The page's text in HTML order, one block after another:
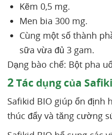
Kẽm 0,5 mg.
Men bia 300 mg.
Cùng một số thành
sữa vừa đủ 3 gam.
Dạng bào chế: Bột pha
2Tác dụng của
Safikid BIO giúp ổn định
thúc đẩy và tăng cường